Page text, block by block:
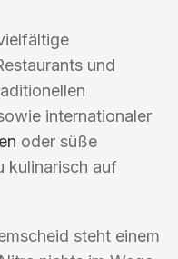
und
internationaler
oder süße
kulinarisch auf
steht einem